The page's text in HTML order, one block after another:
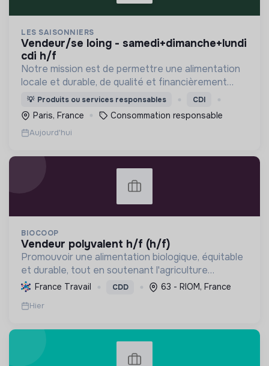
LES SAISONNIERS
vendeur/se loing - samedi+dimanche+lundi
cdi h/f
Notre mission est de permettre une alimentation
locale et durable, de qualité et financièrement
abordable.
💡 Produits ou services responsables CDI
Paris, France Consommation responsable
Aujourd'hui
BIOCOOP
vendeur polyvalent h/f (h/f)
Promouvoir une alimentation biologique, équitable
et durable, tout en soutenant l'agriculture
paysanne, en réduisant les déchets et en agissant
pour une société plus juste et solidaire.
France Travail CDD 63 - RIOM, France
Hier